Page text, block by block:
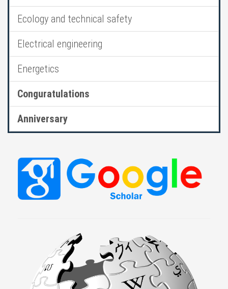
Ecology and technical safety
Electrical engineering
Energetics
Conguratulations
Anniversary